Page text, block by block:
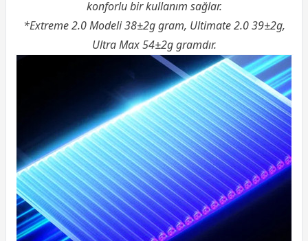
konforlu bir kullanım sağlar.
*Extreme 2.0 Modeli 38±2g gram, Ultimate 2.0 39±2g,
Ultra Max 54±2g gramdır.